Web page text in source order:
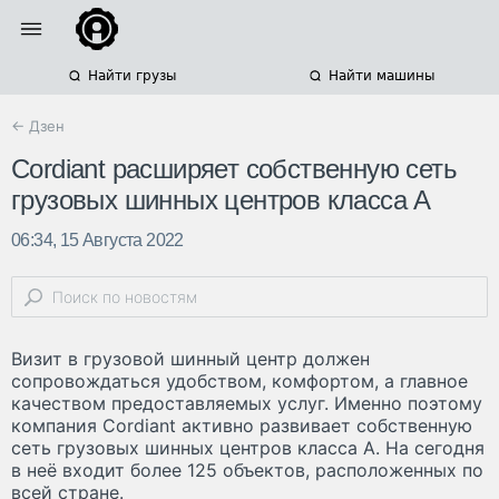
Найти грузы Найти машины
← Дзен
Cordiant расширяет собственную сеть
грузовых шинных центров класса А
06:34, 15 Августа 2022
Визит в грузовой шинный центр должен
сопровождаться удобством, комфортом, а главное
качеством предоставляемых услуг. Именно поэтому
компания Cordiant активно развивает собственную
сеть грузовых шинных центров класса А. На сегодня
в неё входит более 125 объектов, расположенных по
всей стране.